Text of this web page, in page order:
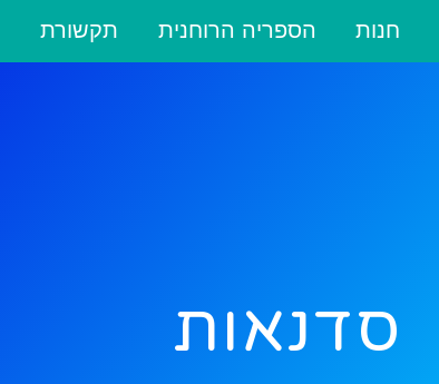
חנות הספריה הרוחנית תקשורת
סדנאות